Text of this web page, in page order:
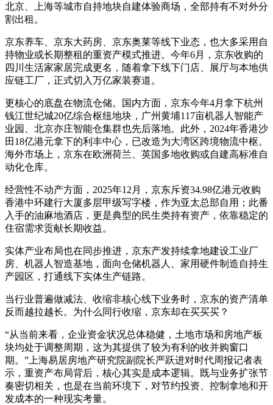
北京、上海等城市自持地块自建体验商场，全部持有不对外分
割出租。
京东养车、京东大药房、京东奥莱等线下业态，也大多采用自
持物业或长期整租的重资产模式推进。今年6月，京东收购的
四川生活家家居完成更名，随着拿下线下门店、展厅与本地供
应链工厂，正式切入万亿家装赛道。
更核心的底盘在物流仓储。国内方面，京东今年4月拿下杭州
钱江世纪城20亿综合枢纽地块，广州黄埔117亩机器人智能产
业园、北京亦庄智能仓集群也先后落地。此外，2024年香港沙
田18亿港元拿下的利丰中心，已改造为大湾区跨境物流中枢。
海外市场上，京东在欧洲荷兰、英国多地收购或自建高标准自
动化仓库。
经营性不动产方面，2025年12月，京东斥资34.98亿港元收购
香港中环建行大厦多层甲级写字楼，作为亚太总部自用；此番
入手的油麻地酒店，更是典型的民生类持有资产，依靠稳定的
住宿需求贡献长期收益。
实体产业布局也在同步推进，京东产发持续拿地建设工业厂
房、机器人智造基地，面向仓储机器人、家用硬件制造自持生
产园区，打通线下实体生产链路。
当行业普遍做减法、收缩非核心线下业务时，京东的资产清单
反而越拉越长。为什么同行收缩，京东却在买买买？
“从当前来看，企业资金状况总体稳健，土地市场和房地产板
块均处于调整周期，这为其提供了较为有利的收并购窗口
期。”上海易居房地产研究院副院长严跃进对时代周报记者表
示，重资产布局背后，核心其实是成本逻辑。既与业务扩张节
奏密切相关，也是在当前环境下，对节约投资、控制拿地和开
发成本的一种现实考量。